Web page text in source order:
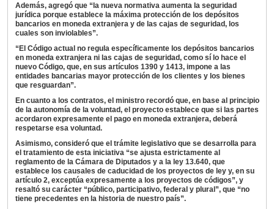
Además, agregó que “la nueva normativa aumenta la seguridad
jurídica porque establece la máxima protección de los depósitos
bancarios en moneda extranjera y de las cajas de seguridad, los
cuales son inviolables”.
“El Código actual no regula específicamente los depósitos bancarios
en moneda extranjera ni las cajas de seguridad, como sí lo hace el
nuevo Código, que, en sus artículos 1390 y 1413, impone a las
entidades bancarias mayor protección de los clientes y los bienes
que resguardan”.
En cuanto a los contratos, el ministro recordó que, en base al principio
de la autonomía de la voluntad, el proyecto establece que si las partes
acordaron expresamente el pago en moneda extranjera, deberá
respetarse esa voluntad.
Asimismo, consideró que el trámite legislativo que se desarrolla para
el tratamiento de esta iniciativa “se ajusta estrictamente al
reglamento de la Cámara de Diputados y a la ley 13.640, que
establece los causales de caducidad de los proyectos de ley y, en su
artículo 2, exceptúa expresamente a los proyectos de códigos”, y
resaltó su carácter “público, participativo, federal y plural”, que “no
tiene precedentes en la historia de nuestro país”.